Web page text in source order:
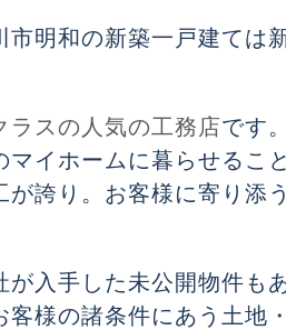
明和の新築一戸建ては
ラスの人気の工務店です
イホームに暮らせるこ
誇り。お客様に寄り添
入手した未公開物件も
様の諸条件にあう土地